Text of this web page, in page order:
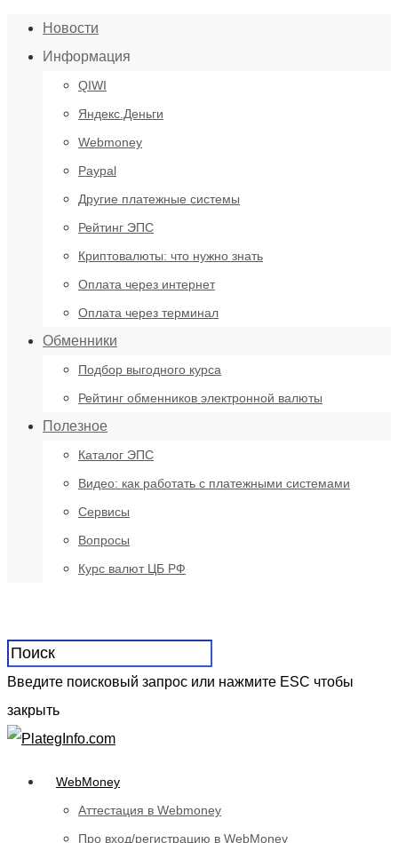
Новости
Информация
QIWI
Яндекс.Деньги
Webmoney
Paypal
Другие платежные системы
Рейтинг ЭПС
Криптовалюты: что нужно знать
Оплата через интернет
Оплата через терминал
Обменники
Подбор выгодного курса
Рейтинг обменников электронной валюты
Полезное
Каталог ЭПС
Видео: как работать с платежными системами
Сервисы
Вопросы
Курс валют ЦБ РФ
Введите поисковый запрос или нажмите ESC чтобы
закрыть
WebMoney
Аттестация в Webmoney
Про вход/регистрацию в WebMoney